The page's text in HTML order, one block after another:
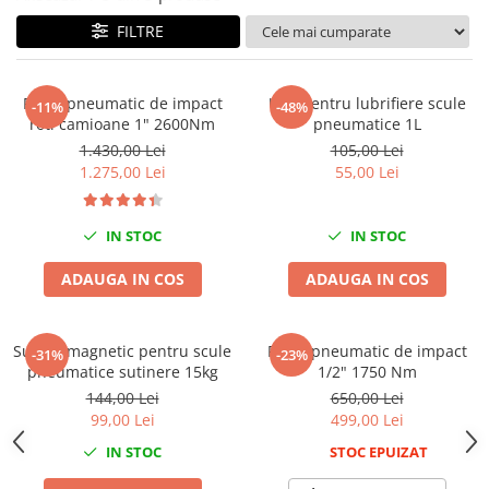
Tig-Wig
Pompe si Cilindri Hidraulici
Prese pentru arcuri
Redresoare,Roboti Pornire,Cabluri
Schimb ulei
Accesorii schimb ulei
Chei buson baie ulei
Chei filtru ulei
Recuperatoare de ulei
Scule De Mana si Unelte
Aparate de nituit si capsat
Capsatoare tapiterie
Chei de Forta
FILTRE
-11%
Pistol pneumatic de impact
roti camioane 1" 2600Nm
1.430,00 Lei
1.275,00 Lei
IN STOC
ADAUGA IN COS
-48%
Ulei pentru lubrifiere scule
pneumatice 1L
105,00 Lei
55,00 Lei
IN STOC
ADAUGA IN COS
-31%
Suport magnetic pentru scule
pneumatice sutinere 15kg
144,00 Lei
99,00 Lei
IN STOC
-23%
Pistol pneumatic de impact
1/2" 1750 Nm
650,00 Lei
499,00 Lei
STOC EPUIZAT